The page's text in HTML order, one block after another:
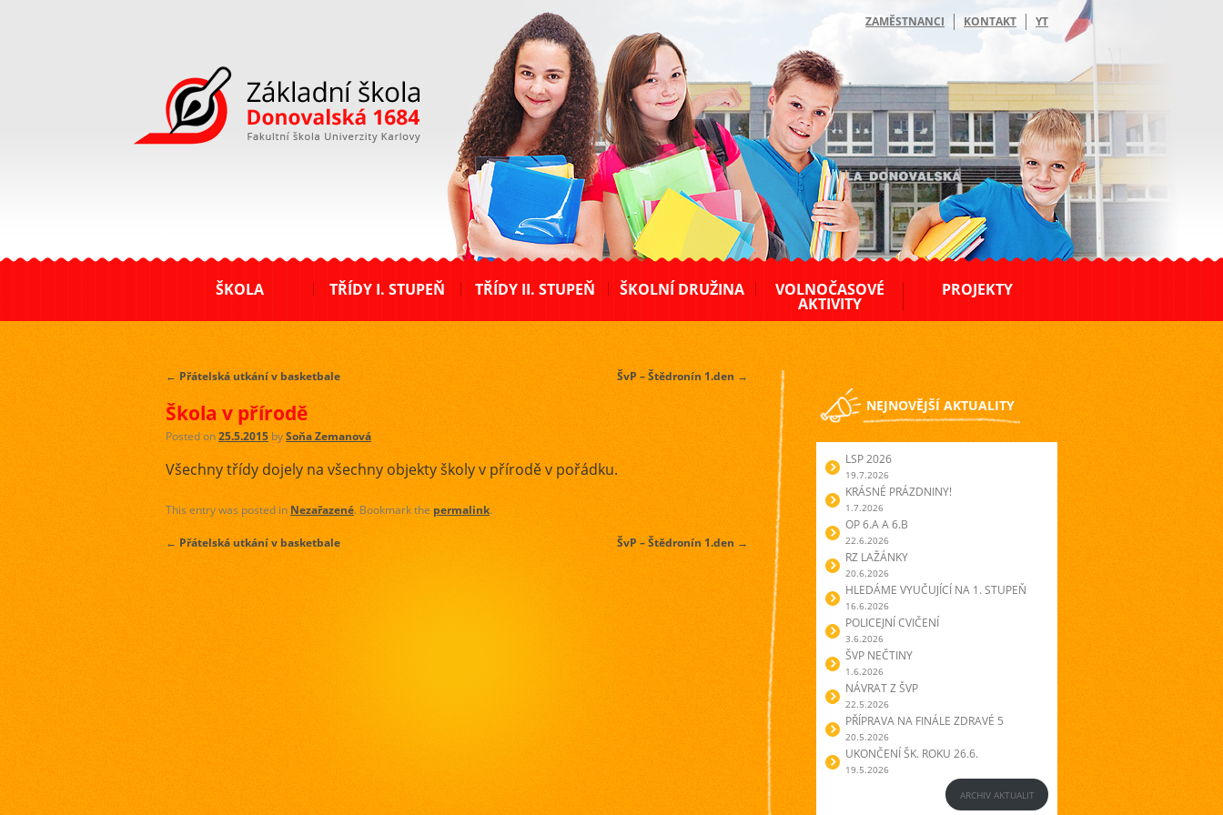
ZŠ Donovalská
YT
KONTAKT
ZAMĚSTNANCI
ŠKOLA TŘÍDY I. STUPEŇ TŘÍDY II. STUPEŇ ŠKOLNÍ DRUŽINA VOLNOČASOVÉ
AKTIVITY
PROJEKTY
← Přátelská utkání v basketbale ŠvP – Štědronín 1.den →
Škola v přírodě
Posted on25.5.2015 bySoňa Zemanová
Všechny třídy dojely na všechny objekty školy v přírodě v pořádku.
This entry was posted inNezařazené. Bookmark the permalink.
← Přátelská utkání v basketbale ŠvP – Štědronín 1.den →
NEJNOVĚJŠÍ AKTUALITY
LSP 2026
19.7.2026
KRÁSNÉ PRÁZDNINY!
1.7.2026
OP 6.A A 6.B
22.6.2026
RZ LAŽÁNKY
20.6.2026
HLEDÁME VYUČUJÍCÍ NA 1. STUPEŇ
16.6.2026
POLICEJNÍ CVIČENÍ
3.6.2026
ŠVP NEČTINY
1.6.2026
NÁVRAT Z ŠVP
22.5.2026
PŘÍPRAVA NA FINÁLE ZDRAVÉ 5
20.5.2026
UKONČENÍ ŠK. ROKU 26.6.
19.5.2026
ARCHIV AKTUALIT